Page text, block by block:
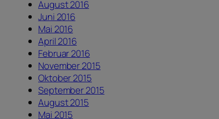
August 2016
Juni 2016
Mai 2016
April 2016
Februar 2016
November 2015
Oktober 2015
September 2015
August 2015
Mai 2015